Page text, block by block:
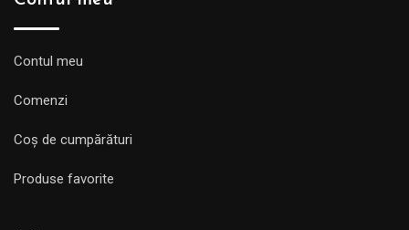
Contul meu
Comenzi
Coș de cumpărături
Produse favorite